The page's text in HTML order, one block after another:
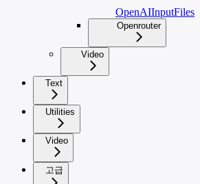
OpenAIInputFiles
Openrouter
Video
Text
Utilities
Video
고급